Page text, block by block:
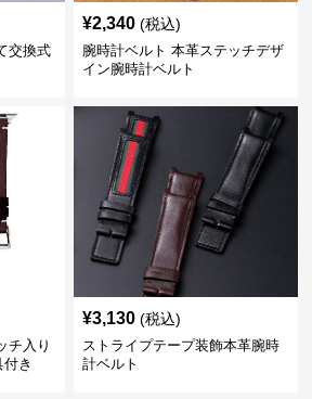
交換式
¥2,340 (税込)
腕時計ベルト 本革ステッチデザ
イン腕時計ベルト
チ入り
き
¥3,130 (税込)
ストライプテープ装飾本革腕時
計ベルト